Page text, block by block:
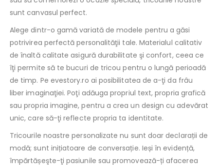
sunt canvasul perfect.
Alege dintr-o gamă variată de modele pentru a găsi
potrivirea perfectă personalităţii tale. Materialul calitativ
de înaltă calitate asigură durabilitate şi confort, ceea ce
îţi permite să te bucuri de tricou pentru o lungă perioadă
de timp. Pe evestory.ro ai posibilitatea de a-ţi da frâu
liber imaginaţiei. Poţi adăuga propriul text, propria grafică
sau propria imagine, pentru a crea un design cu adevărat
unic, care să-ţi reflecte propria ta identitate.
Tricourile noastre personalizate nu sunt doar declarații de
modă; sunt inițiatoare de conversație. Ieși în evidență,
împărtășeşte-ţi pasiunile sau promovează-ți afacerea